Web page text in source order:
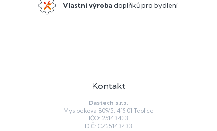
Vlastní výrobadoplňků pro bydlení
Kontakt
Dastech s.r.o.
Myslbekova 809/5, 415 01 Teplice
IČO: 25143433
DIČ: CZ25143433